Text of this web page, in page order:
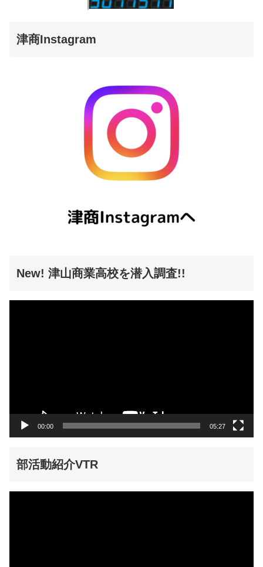
津商Instagram
New! 津山商業高校を潜入調査!!
00:00 05:27
部活動紹介VTR